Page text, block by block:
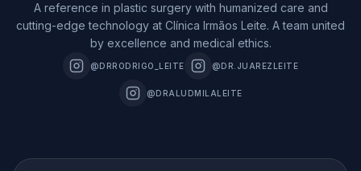
A reference in plastic surgery with humanized care and
cutting-edge technology at Clínica Irmãos Leite. A team united
by excellence and medical ethics.
@DRRODRIGO_LEITE @DR.JUAREZLEITE
@DRALUDMILALEITE